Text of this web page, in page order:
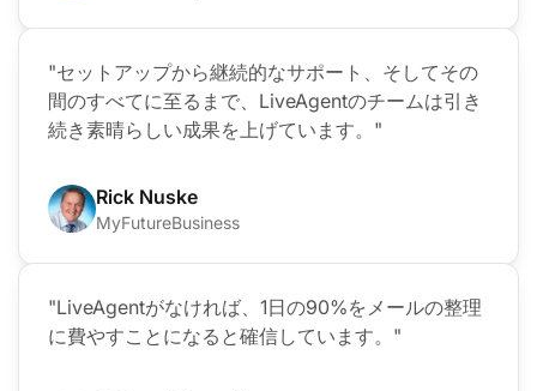
"セットアップから継続的なサポート、そしてその
間のすべてに至るまで、LiveAgentのチームは引き
続き素晴らしい成果を上げています。"
Rick Nuske
MyFutureBusiness
"LiveAgentがなければ、1日の90%をメールの整理
に費やすことになると確信しています。"